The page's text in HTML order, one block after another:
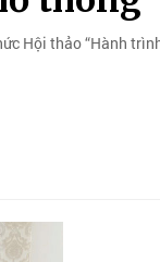
Hội thảo “Hành